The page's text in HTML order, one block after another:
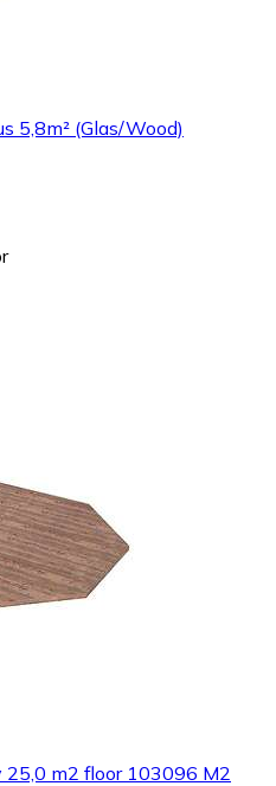
5,8m² (Glas/Wood)
m2 floor 103096 M2